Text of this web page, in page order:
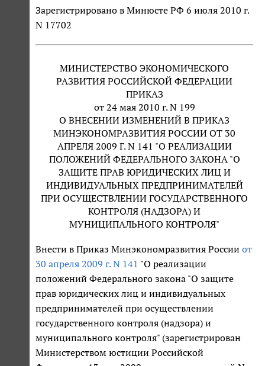
Зарегистрировано в Минюсте РФ 6 июля 2010 г.
N 17702
МИНИСТЕРСТВО ЭКОНОМИЧЕСКОГО
РАЗВИТИЯ РОССИЙСКОЙ ФЕДЕРАЦИИ
ПРИКАЗ
от 24 мая 2010 г. N 199
О ВНЕСЕНИИ ИЗМЕНЕНИЙ В ПРИКАЗ
МИНЭКОНОМРАЗВИТИЯ РОССИИ ОТ 30
АПРЕЛЯ 2009 Г. N 141 "О РЕАЛИЗАЦИИ
ПОЛОЖЕНИЙ ФЕДЕРАЛЬНОГО ЗАКОНА "О
ЗАЩИТЕ ПРАВ ЮРИДИЧЕСКИХ ЛИЦ И
ИНДИВИДУАЛЬНЫХ ПРЕДПРИНИМАТЕЛЕЙ
ПРИ ОСУЩЕСТВЛЕНИИ ГОСУДАРСТВЕННОГО
КОНТРОЛЯ (НАДЗОРА) И
МУНИЦИПАЛЬНОГО КОНТРОЛЯ"
Внести в Приказ Минэкономразвития России от
30 апреля 2009 г. N 141 "О реализации
положений Федерального закона "О защите
прав юридических лиц и индивидуальных
предпринимателей при осуществлении
государственного контроля (надзора) и
муниципального контроля" (зарегистрирован
Министерством юстиции Российской